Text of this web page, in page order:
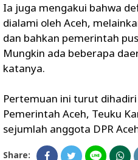
Ia juga mengakui bahwa
dialami oleh Aceh,
dan bahkan pemerintah
Mungkin ada beberapa
katanya.
Pertemuan ini turut dihadiri
Pemerintah Aceh, Teuku
sejumlah anggota DPR
Share: